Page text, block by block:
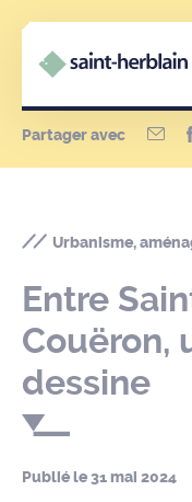
Partager avec
Urbanisme,
Entre
Couëron,
dessine
Publié le31 mai 2024